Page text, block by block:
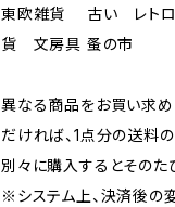
東欧雑貨 古い レトロ
貨 文房具 蚤の市
異なる商品をお買い求め
だければ、1点分の送料
別々に購入するとそのた
※システム上、決済後の